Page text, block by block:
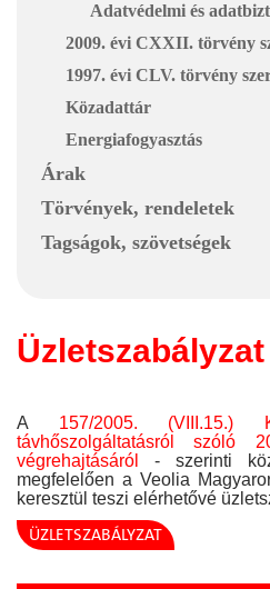
Adatvédelmi és
2009. évi CXXII. törvény
1997. évi CLV. törvény
Közadattár
Energiafogyasztás
Árak
Törvények, rendeletek
Tagságok, szövetségek
Üzletszabályzat
A 157/2005.
távhőszolgáltatásról szóló
végrehajtásáról
- szerinti
megfelelően a Veolia
keresztül teszi elérhetővé
ÜZLETSZABÁLYZAT